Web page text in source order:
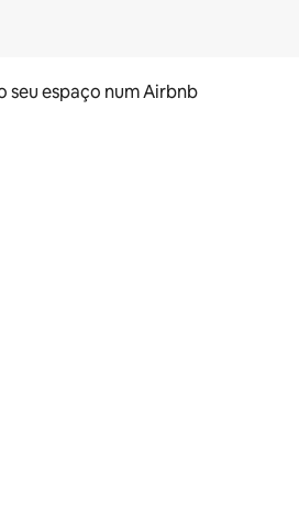
seu espaço num Airbnb